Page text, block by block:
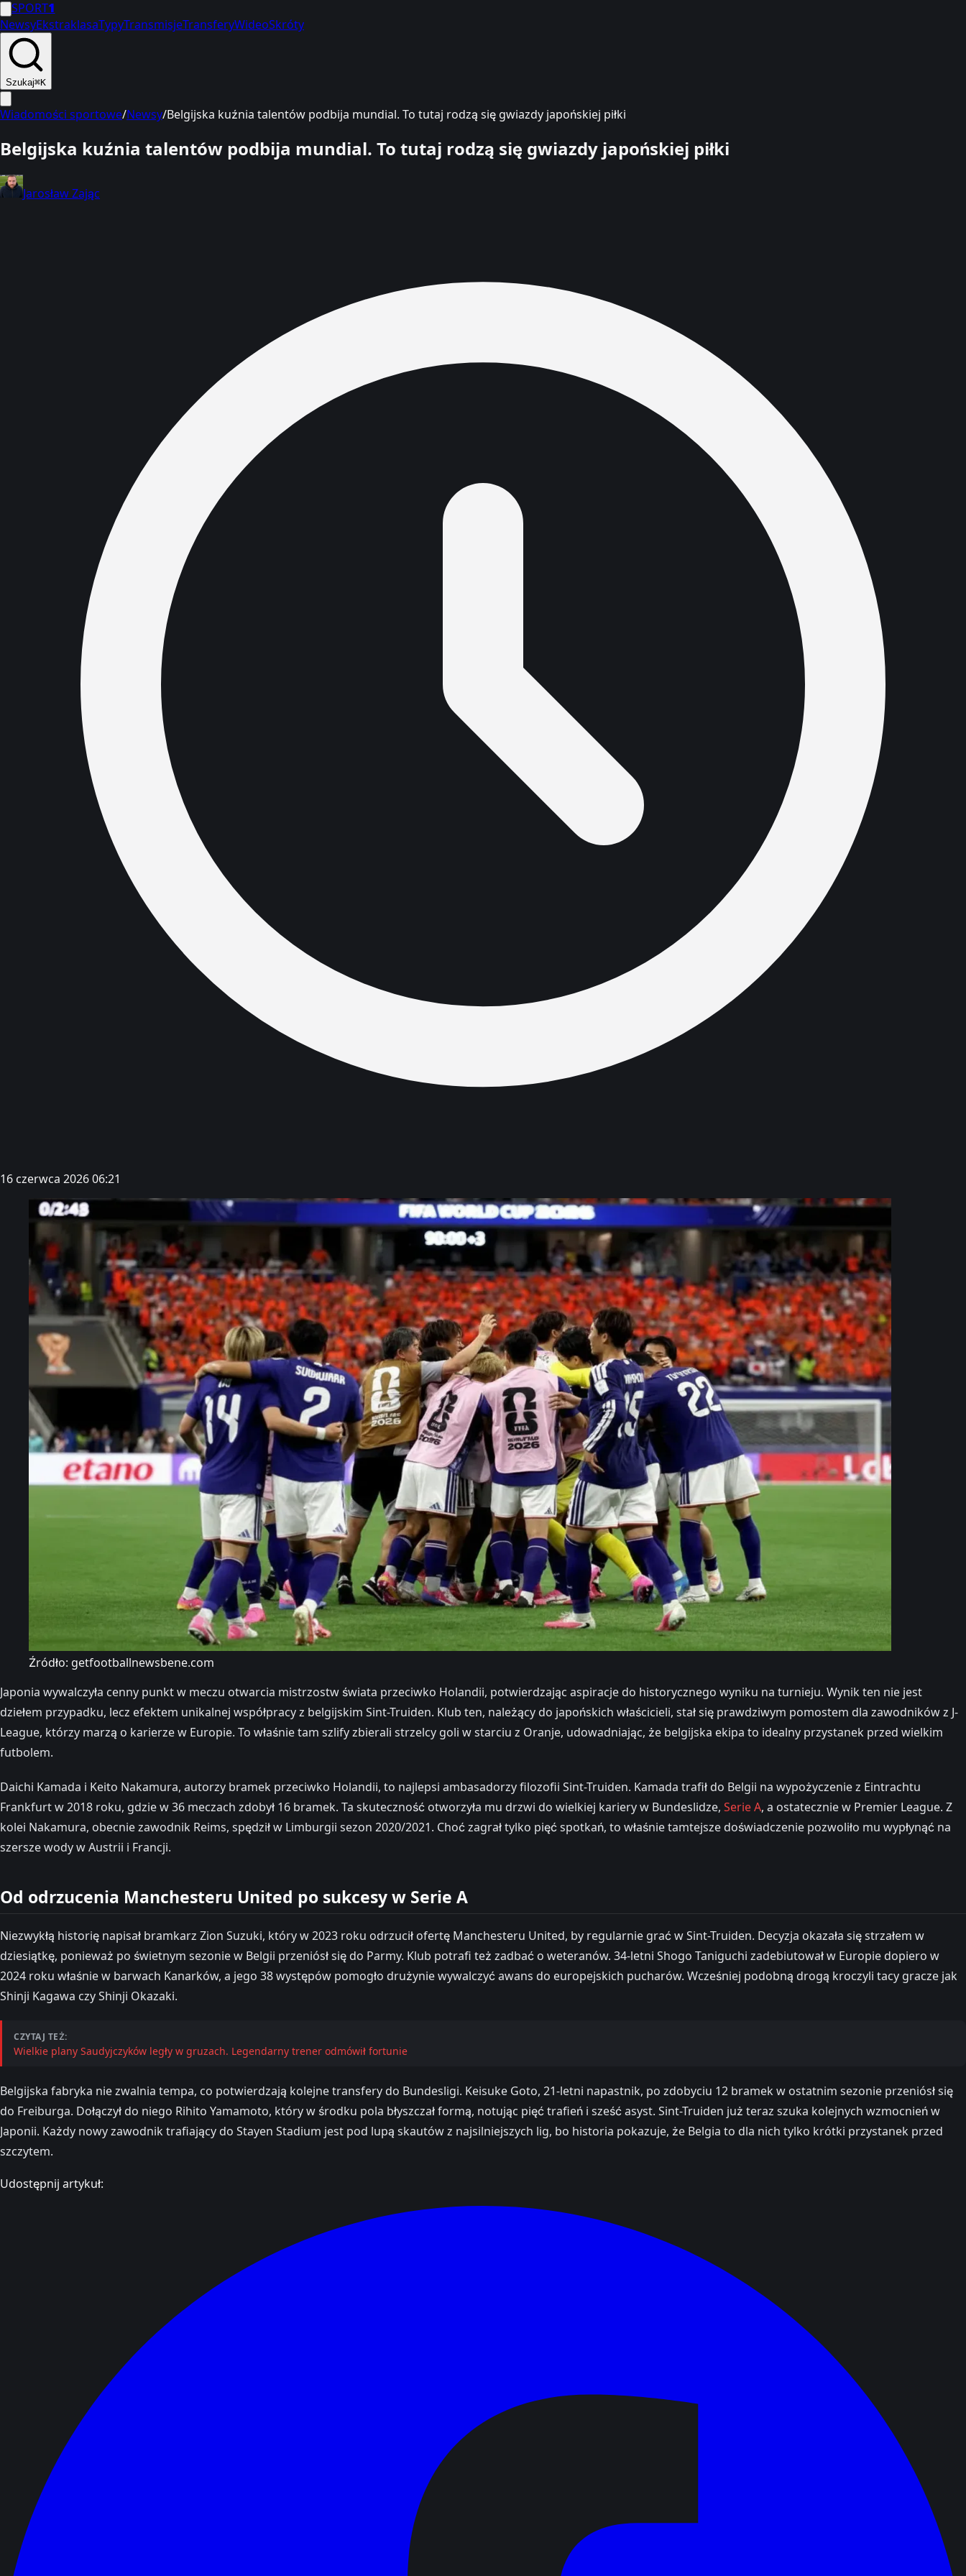
SPORT1
NewsyEkstraklasaTypyTransmisjeTransferyWideoSkróty
Szukaj⌘K
Wiadomości sportowe/Newsy/Belgijska kuźnia talentów podbija mundial. To tutaj rodzą się gwiazdy japońskiej piłki
Belgijska kuźnia talentów podbija mundial. To tutaj rodzą się gwiazdy japońskiej piłki
Jarosław Zając
16 czerwca 2026 06:21
Źródło: getfootballnewsbene.com
Japonia wywalczyła cenny punkt w meczu otwarcia mistrzostw świata przeciwko Holandii, potwierdzając aspiracje do historycznego wyniku na turnieju. Wynik ten nie jest
dziełem przypadku, lecz efektem unikalnej współpracy z belgijskim Sint-Truiden. Klub ten, należący do japońskich właścicieli, stał się prawdziwym pomostem dla zawodników z J-
League, którzy marzą o karierze w Europie. To właśnie tam szlify zbierali strzelcy goli w starciu z Oranje, udowadniając, że belgijska ekipa to idealny przystanek przed wielkim
futbolem.
Daichi Kamada i Keito Nakamura, autorzy bramek przeciwko Holandii, to najlepsi ambasadorzy filozofii Sint-Truiden. Kamada trafił do Belgii na wypożyczenie z Eintrachtu
Frankfurt w 2018 roku, gdzie w 36 meczach zdobył 16 bramek. Ta skuteczność otworzyła mu drzwi do wielkiej kariery w Bundeslidze, Serie A, a ostatecznie w Premier League. Z
kolei Nakamura, obecnie zawodnik Reims, spędził w Limburgii sezon 2020/2021. Choć zagrał tylko pięć spotkań, to właśnie tamtejsze doświadczenie pozwoliło mu wypłynąć na
szersze wody w Austrii i Francji.
Od odrzucenia Manchesteru United po sukcesy w Serie A
Niezwykłą historię napisał bramkarz Zion Suzuki, który w 2023 roku odrzucił ofertę Manchesteru United, by regularnie grać w Sint-Truiden. Decyzja okazała się strzałem w
dziesiątkę, ponieważ po świetnym sezonie w Belgii przeniósł się do Parmy. Klub potrafi też zadbać o weteranów. 34-letni Shogo Taniguchi zadebiutował w Europie dopiero w
2024 roku właśnie w barwach Kanarków, a jego 38 występów pomogło drużynie wywalczyć awans do europejskich pucharów. Wcześniej podobną drogą kroczyli tacy gracze jak
Shinji Kagawa czy Shinji Okazaki.
CZYTAJ TEŻ:
Wielkie plany Saudyjczyków legły w gruzach. Legendarny trener odmówił fortunie
Belgijska fabryka nie zwalnia tempa, co potwierdzają kolejne transfery do Bundesligi. Keisuke Goto, 21-letni napastnik, po zdobyciu 12 bramek w ostatnim sezonie przeniósł się
do Freiburga. Dołączył do niego Rihito Yamamoto, który w środku pola błyszczał formą, notując pięć trafień i sześć asyst. Sint-Truiden już teraz szuka kolejnych wzmocnień w
Japonii. Każdy nowy zawodnik trafiający do Stayen Stadium jest pod lupą skautów z najsilniejszych lig, bo historia pokazuje, że Belgia to dla nich tylko krótki przystanek przed
szczytem.
Udostępnij artykuł: